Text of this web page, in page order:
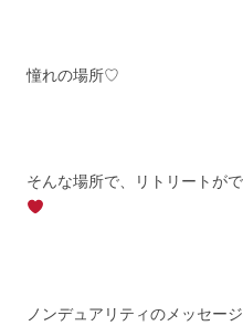
憧れの場所♡
そんな場所で、リトリートが
ノンデュアリティのメッセー